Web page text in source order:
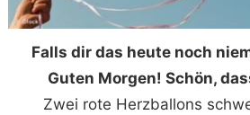
Falls dir das heute noch
Guten Morgen! Schön,
Zwei rote Herzballons